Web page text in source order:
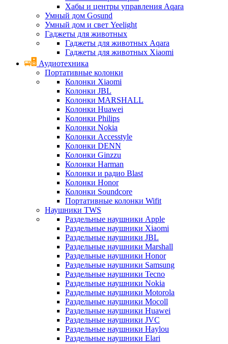
Хабы и центры управления Aqara
Умный дом Gosund
Умный дом и свет Yeelight
Гаджеты для животных
Гаджеты для животных Aqara
Гаджеты для животных Xiaomi
Аудиотехника
Портативные колонки
Колонки Xiaomi
Колонки JBL
Колонки MARSHALL
Колонки Huawei
Колонки Philips
Колонки Nokia
Колонки Accesstyle
Колонки DENN
Колонки Ginzzu
Колонки Harman
Колонки и радио Blast
Колонки Honor
Колонки Soundcore
Портативные колонки Wifit
Наушники TWS
Раздельные наушники Apple
Раздельные наушники Xiaomi
Раздельные наушники JBL
Раздельные наушники Marshall
Раздельные наушники Honor
Раздельные наушники Samsung
Раздельные наушники Tecno
Раздельные наушники Nokia
Раздельные наушники Motorola
Раздельные наушники Mocoll
Раздельные наушники Huawei
Раздельные наушники JVC
Раздельные наушники Haylou
Раздельные наушники Elari